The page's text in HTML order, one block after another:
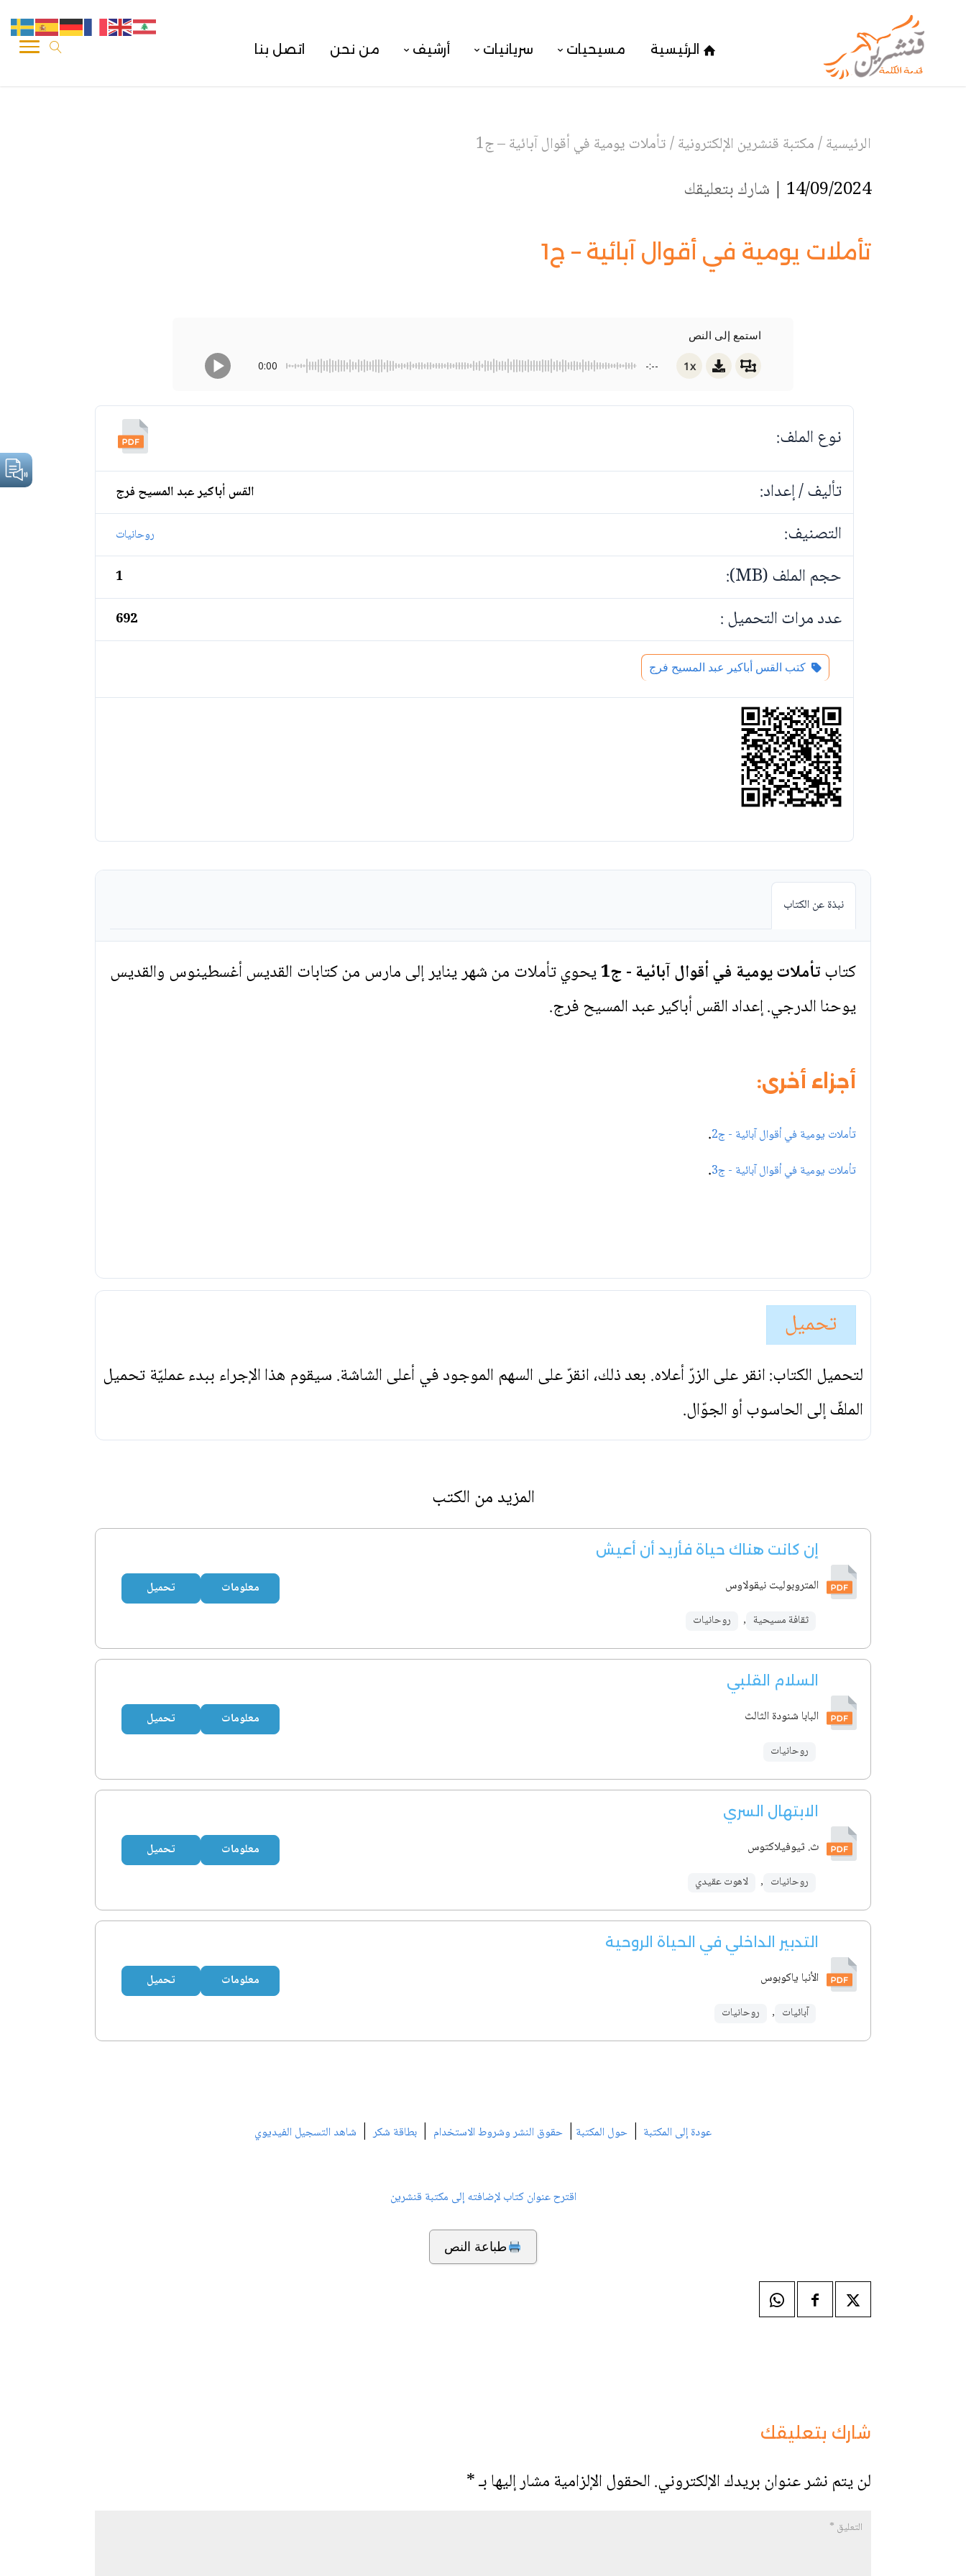
الرئيسية مسيحيات سريانيات أرشيف من نحن اتصل بنا
الرئيسية/مكتبة قنشرين الإلكترونية/تأملات يومية في أقوال آبائية – ج1
14/09/2024 | شارك بتعليقك
تأملات يومية في أقوال آبائية – ج1
استمع إلى النص
0:00 -:-- 1x
نوع الملف:
تأليف / إعداد:
القس أباكير عبد المسيح فرج
التصنيف: روحانيات
حجم الملف (MB): 1
عدد مرات التحميل : 692
كتب القس أباكير عبد المسيح فرج
نبذة عن الكتاب
كتابتأملات يومية في أقوال آبائية - ج1 يحوي تأملات من شهر يناير إلى مارس من كتابات القديس أغسطينوس والقديس
يوحنا الدرجي. إعداد القس أباكير عبد المسيح فرج.
أجزاء أخرى:
تأملات يومية في أقوال آبائية - ج2 .
تأملات يومية في أقوال آبائية - ج3 .
تحميل
لتحميل الكتاب: انقر على الزرّ أعلاه. بعد ذلك، انقرّ على السهم الموجود في أعلى الشاشة. سيقوم هذا الإجراء ببدء عمليّة تحميل
الملفّ إلى الحاسوب أو الجوّال.
المزيد من الكتب
إن كانت هناك حياة فأريد أن أعيش
المتروبوليت نيقولاوس
ثقافة مسيحية , روحانيات
معلومات تحميل
السلام القلبي
البابا شنودة الثالث
روحانيات
معلومات تحميل
الابتهال السري
ث. ثيوفيلاكتوس
روحانيات , لاهوت عقيدي
معلومات تحميل
التدبير الداخلي في الحياة الروحية
الأنبا ياكوبوس
آبائيات , روحانيات
معلومات تحميل
عودة إلى المكتبة | حول المكتبة | حقوق النشر وشروط الاستخدام | بطاقة شكر| شاهد التسجيل الفيديوي
اقترح عنوان كتاب لإضافته إلى مكتبة قنشرين
طباعة النص
شارك بتعليقك
لن يتم نشر عنوان بريدك الإلكتروني.الحقول الإلزامية مشار إليها بـ*